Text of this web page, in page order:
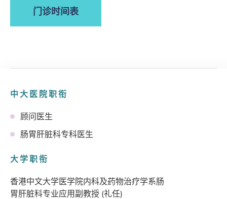
门诊时间表
中大医院职衔
顾问医生
肠胃肝脏科专科医生
大学职衔
香港中文大学医学院内科及药物治疗学系肠
胃肝脏科专业应用副教授 (礼任)